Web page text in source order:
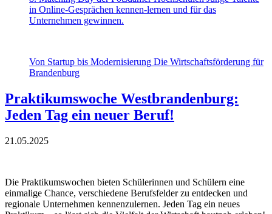
in Online-Gesprächen kennen-lernen und für das
Unternehmen gewinnen.
Von Startup bis Modernisierung Die Wirtschaftsförderung für
Brandenburg
Praktikumswoche Westbrandenburg:
Jeden Tag ein neuer Beruf!
21.05.2025
Die Praktikumswochen bieten Schülerinnen und Schülern eine
einmalige Chance, verschiedene Berufsfelder zu entdecken und
regionale Unternehmen kennenzulernen. Jeden Tag ein neues